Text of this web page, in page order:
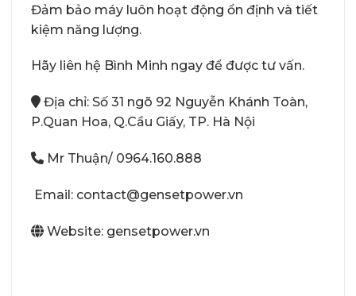
Đảm bảo máy luôn hoạt động ổn định và tiết
kiệm năng lượng.
Hãy liên hệ Bình Minh ngay để được tư vấn.
Địa chỉ: Số 31 ngõ 92 Nguyễn Khánh Toàn,
P.Quan Hoa, Q.Cầu Giấy, TP. Hà Nội
Mr Thuận/ 0964.160.888
Email: contact@gensetpower.vn
Website: gensetpower.vn